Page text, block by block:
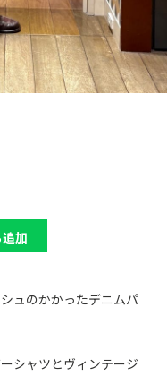
加
ュのかかったデニムパ
シャツとヴィンテージ